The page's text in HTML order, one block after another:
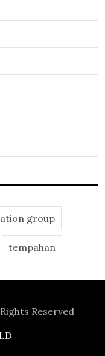
group
tempahan
Reserved